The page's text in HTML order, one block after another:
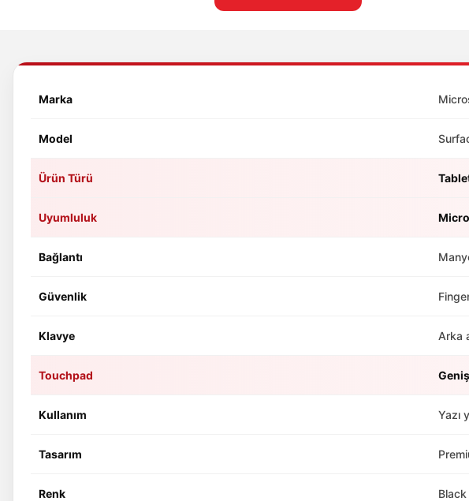
Marka
Model
Ürün Türü
Uyumluluk
Bağlantı
Güvenlik
Klavye Arka
Touchpad
Kullanım Yazı
Tasarım
Renk Black